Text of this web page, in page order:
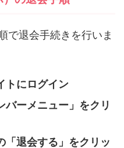
で退会手続きを行いま
トにログイン
バーメニュー」をクリ
「退会する」をクリッ